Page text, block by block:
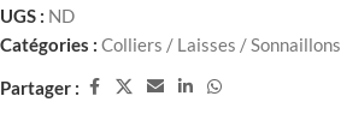
UGS : ND
Catégories : Colliers / Laisses / Sonnaillons
Partager :